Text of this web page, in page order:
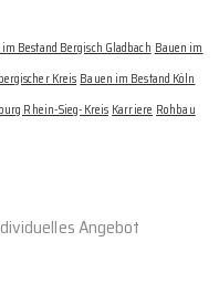
Bestand Bergisch Gladbach Bauen im
Kreis Bauen im Bestand Köln
Rhein-Sieg-Kreis Karriere Rohbau
Angebot